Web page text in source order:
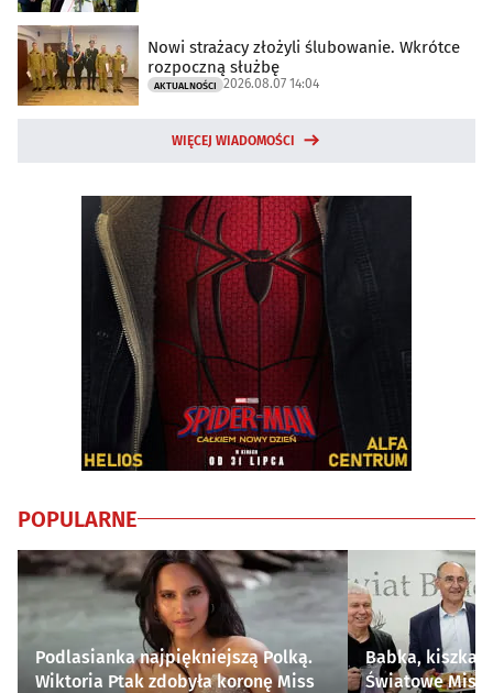
Nowi strażacy złożyli ślubowanie. Wkrótce
rozpoczną służbę
AKTUALNOŚCI 2026.08.07 14:04
WIĘCEJ WIADOMOŚCI
POPULARNE
Podlasianka najpiękniejszą Polką.
Wiktoria Ptak zdobyła koronę Miss
Babka, kiszka i
Światowe